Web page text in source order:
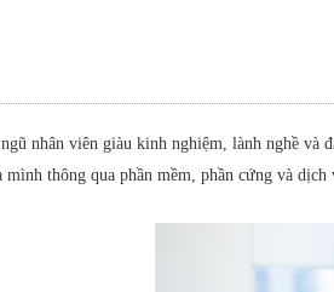
nhân viên giàu kinh nghiệm, lành nghề và
thông qua phần mềm, phần cứng và